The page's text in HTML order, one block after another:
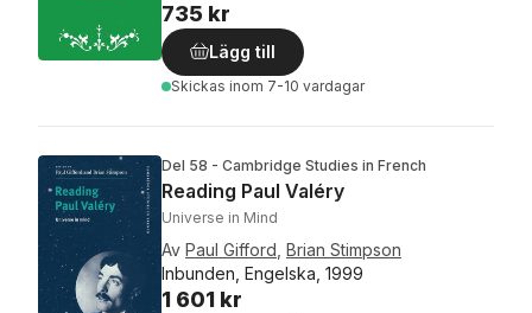
735 kr
Lägg till
Skickas inom 7-10 vardagar
Del 58 - Cambridge Studies in French
Reading Paul Valéry
Universe in Mind
Av Paul Gifford Brian Stimpson
Inbunden, Engelska, 1999
1 601 kr